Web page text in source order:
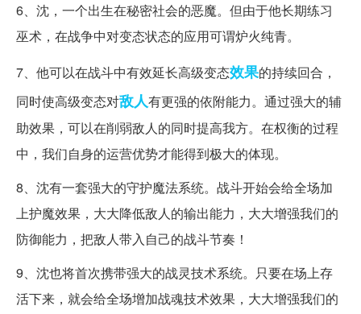
6、沈，一个出生在秘密社会的恶魔。但由于他长期练习
巫术，在战争中对变态状态的应用可谓炉火纯青。
7、他可以在战斗中有效延长高级变态效果的持续回合，
同时使高级变态对敌人有更强的依附能力。通过强大的辅
助效果，可以在削弱敌人的同时提高我方。在权衡的过程
中，我们自身的运营优势才能得到极大的体现。
8、沈有一套强大的守护魔法系统。战斗开始会给全场加
上护魔效果，大大降低敌人的输出能力，大大增强我们的
防御能力，把敌人带入自己的战斗节奏！
9、沈也将首次携带强大的战灵技术系统。只要在场上存
活下来，就会给全场增加战魂技术效果，大大增强我们的